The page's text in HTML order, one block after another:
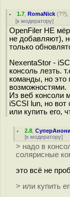
1.7 ,RomaNick (??),
[к модератору]
OpenFiler НЕ
не добавляют),
только
NexentaStor -
консоль лезть.
команды, но это
возможностями.
Из веб консоли
iSCSI lun, но вот
или купить его,
2.8 ,
[к модератору]
> надо в
солярисные
это всё не
> или купить